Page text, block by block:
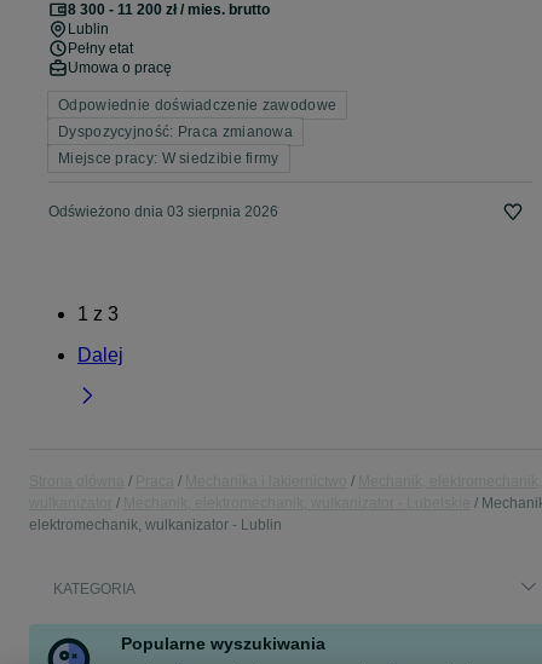
8 300 - 11 200 zł / mies. brutto
Lublin
Pełny etat
Umowa o pracę
Odpowiednie doświadczenie zawodowe
Dyspozycyjność: Praca zmianowa
Miejsce pracy: W siedzibie firmy
Odświeżono dnia 03 sierpnia 2026
1 z 3
Dalej
elektromechanik, wulkanizator - Lublin
KATEGORIA
Popularne wyszukiwania